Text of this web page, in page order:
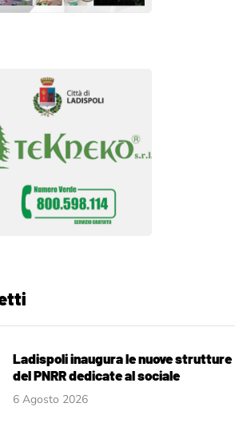
Ladispoli inaugura le nuove strutture
del PNRR dedicate al sociale
6 Agosto 2026